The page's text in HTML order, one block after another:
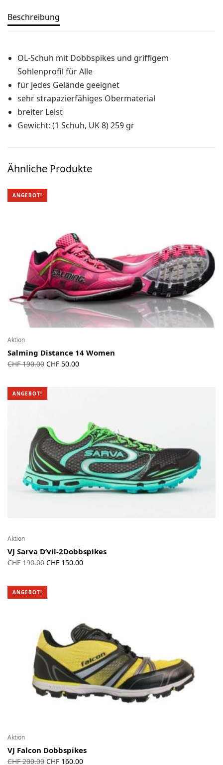
Beschreibung
OL-Schuh mit Dobbspikes und griffigem
Sohlenprofil für Alle
für jedes Gelände geeignet
sehr strapazierfähiges Obermaterial
breiter Leist
Gewicht: (1 Schuh, UK 8) 259 gr
Ähnliche Produkte
ANGEBOT!
Aktion
Salming Distance 14 Women
CHF190.00 Ursprünglicher
CHF 190.00
CHF 50.00Aktueller
ANGEBOT!
Aktion
VJ Sarva D’vil-2Dobbspikes
CHF190.00 Ursprünglicher
CHF 190.00
CHF 150.00Aktueller
ANGEBOT!
Aktion
VJ Falcon Dobbspikes
CHF200.00 Ursprünglicher
CHF 160.00Aktueller
Kartenaufnahme
Medizinische Artikel
OL-Ausrüstung
Schuhe
Ski-OL / Bike-OL
Stirnlampen